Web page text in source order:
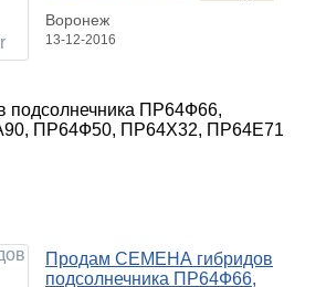
Воронеж
13-12-2016
подсолнечника ПР64Ф66,
ПР64Ф50, ПР64Х32, ПР64Е71
Продам СЕМЕНА гибридов
подсолнечника ПР64Ф66,